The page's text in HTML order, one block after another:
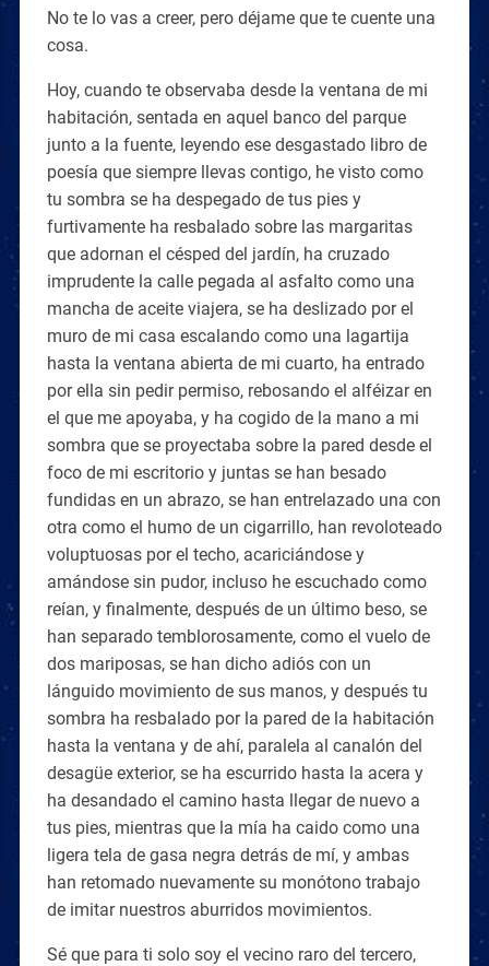
No te lo vas a creer, pero déjame que te cuente una
cosa.
Hoy, cuando te observaba desde la ventana de mi
habitación, sentada en aquel banco del parque
junto a la fuente, leyendo ese desgastado libro de
poesía que siempre llevas contigo, he visto como
tu sombra se ha despegado de tus pies y
furtivamente ha resbalado sobre las margaritas
que adornan el césped del jardín, ha cruzado
imprudente la calle pegada al asfalto como una
mancha de aceite viajera, se ha deslizado por el
muro de mi casa escalando como una lagartija
hasta la ventana abierta de mi cuarto, ha entrado
por ella sin pedir permiso, rebosando el alféizar en
el que me apoyaba, y ha cogido de la mano a mi
sombra que se proyectaba sobre la pared desde el
foco de mi escritorio y juntas se han besado
fundidas en un abrazo, se han entrelazado una con
otra como el humo de un cigarrillo, han revoloteado
voluptuosas por el techo, acariciándose y
amándose sin pudor, incluso he escuchado como
reían, y finalmente, después de un último beso, se
han separado temblorosamente, como el vuelo de
dos mariposas, se han dicho adiós con un
lánguido movimiento de sus manos, y después tu
sombra ha resbalado por la pared de la habitación
hasta la ventana y de ahí, paralela al canalón del
desagüe exterior, se ha escurrido hasta la acera y
ha desandado el camino hasta llegar de nuevo a
tus pies, mientras que la mía ha caido como una
ligera tela de gasa negra detrás de mí, y ambas
han retomado nuevamente su monótono trabajo
de imitar nuestros aburridos movimientos.
Sé que para ti solo soy el vecino raro del tercero,